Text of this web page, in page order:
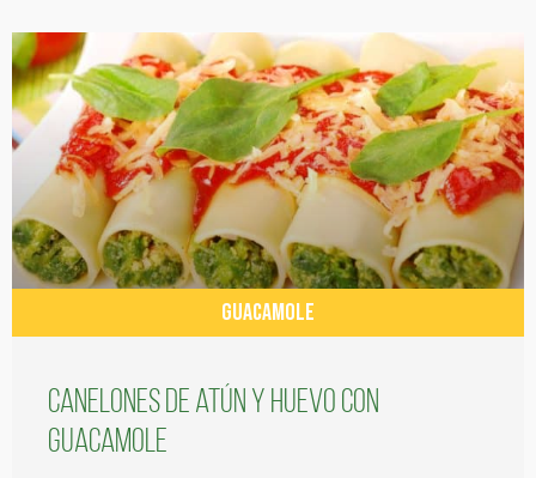
GUACAMOLE
Canelones de atún y huevo con
guacamole